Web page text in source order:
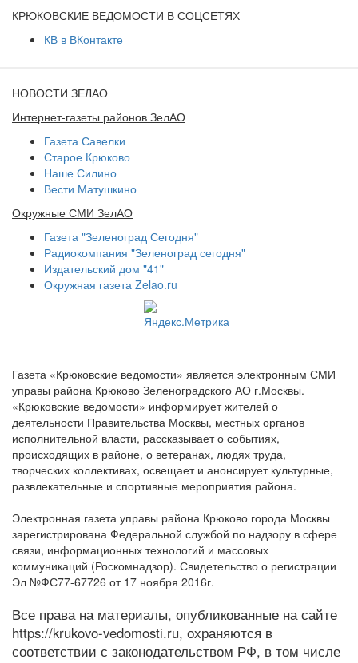
КРЮКОВСКИЕ ВЕДОМОСТИ В СОЦСЕТЯХ
КВ в ВКонтакте
НОВОСТИ ЗЕЛАО
Интернет-газеты районов ЗелАО
Газета Савелки
Старое Крюково
Наше Силино
Вести Матушкино
Окружные СМИ ЗелАО
Газета "Зеленоград Сегодня"
Радиокомпания "Зеленоград сегодня"
Издательский дом "41"
Окружная газета Zelao.ru
Газета «Крюковские ведомости» является электронным СМИ
управы района Крюково Зеленоградского АО г.Москвы.
«Крюковские ведомости» информирует жителей о
деятельности Правительства Москвы, местных органов
исполнительной власти, рассказывает о событиях,
происходящих в районе, о ветеранах, людях труда,
творческих коллективах, освещает и анонсирует культурные,
развлекательные и спортивные мероприятия района.
Электронная газета управы района Крюково города Москвы
зарегистрирована Федеральной службой по надзору в сфере
связи, информационных технологий и массовых
коммуникаций (Роскомнадзор). Свидетельство о регистрации
Эл №ФС77-67726 от 17 ноября 2016г.
Все права на материалы, опубликованные на сайте
https://krukovo-vedomosti.ru, охраняются в
соответствии с законодательством РФ, в том числе